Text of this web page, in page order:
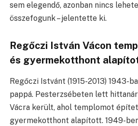
sem elegendő, azonban nincs
összefogunk – jelentette ki.
Regőczi István Vácon
és gyermekotthont
Regőczi Istvánt (1915-2013) 1943-
pappá. Pesterzsébeten lett hittanár
Vácra került, ahol templomot
gyermekotthont alapított. 1949-